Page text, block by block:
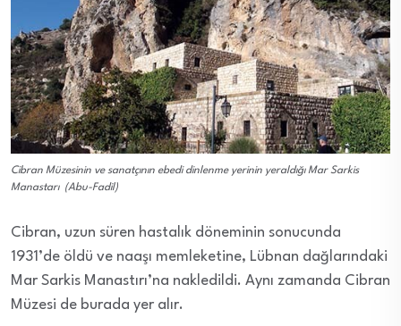
ve
Cibran Müzesinin ve sanatçının ebedi dinlenme yerinin yeraldığı Mar Sarkis
Manastarı (Abu-Fadil)
Cibran, uzun süren hastalık döneminin sonucunda
1931’de öldü ve naaşı memleketine, Lübnan dağlarındaki
Mar Sarkis Manastırı’na nakledildi. Aynı zamanda Cibran
Müzesi de burada yer alır.